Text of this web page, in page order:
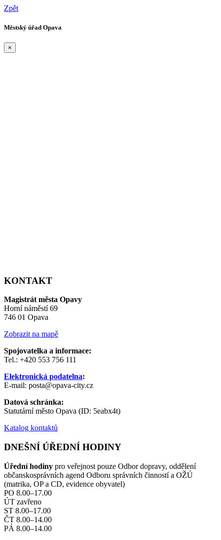
Zpět
Městský úřad Opava
×
KONTAKT
Magistrát města Opavy
Horní náměstí 69
746 01 Opava
Zobrazit na mapě
Spojovatelka a informace:
Tel.: +420 553 756 111
Elektronická podatelna:
E-mail: posta@opava-city.cz
Datová schránka:
Statutární město Opava (ID: 5eabx4t)
Katalog kontaktů
DNEŠNÍ ÚŘEDNÍ HODINY
Úřední hodiny pro veřejnost pouze Odbor dopravy, oddělení
občanskosprávních agend Odboru správních činností a OŽÚ
(matrika, OP a CD, evidence obyvatel)
PO 8.00–17.00
ÚT zavřeno
ST 8.00–17.00
ČT 8.00–14.00
PÁ 8.00–14.00